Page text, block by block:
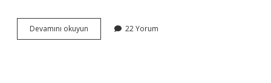
Devamını okuyun
Kim
22 Yorum